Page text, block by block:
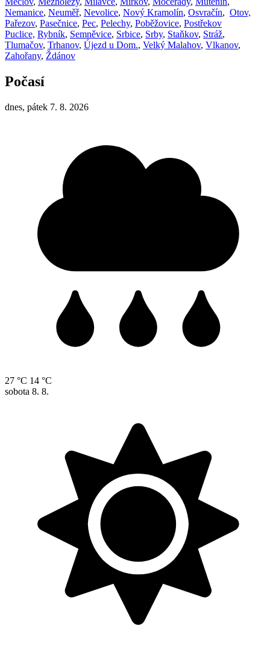
Nemanice, Neuměř, Nevolice, Nový Kramolín, Osvračín, Otov,
Pařezov, Pasečnice, Pec, Pelechy, Poběžovice, Postřekov
Puclice, Rybník, Semněvice, Srbice, Srby, Staňkov, Stráž,
Tlumačov, Trhanov, Újezd u Dom., Velký Malahov, Vlkanov,
Zahořany, Ždánov
Počasí
dnes, pátek 7. 8. 2026
27 °C 14 °C
sobota 8. 8.